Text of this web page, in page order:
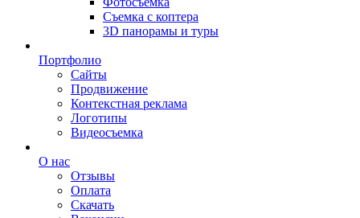
Съемка с коптера
3D панорамы и туры
Портфолио
Сайты
Продвижение
Контекстная реклама
Логотипы
Видеосъемка
О нас
Отзывы
Оплата
Скачать